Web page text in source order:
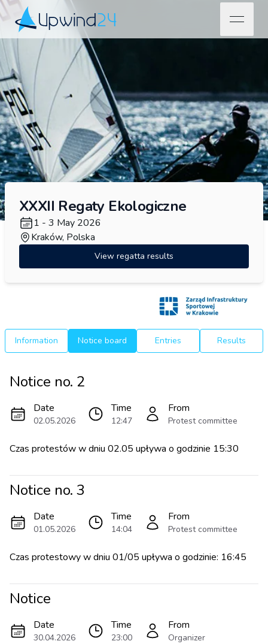
Upwind24
open
XXXII Regaty Ekologiczne
1 - 3 May 2026
Kraków, Polska
View regatta results
Information Notice board Entries Results
Notice no. 2
Date
02.05.2026
Time
12:47
From
Protest committee
Czas protestów w dniu 02.05 upływa o godzinie 15:30
Notice no. 3
Date
01.05.2026
Time
14:04
From
Protest committee
Czas protestowy w dniu 01/05 upływa o godzinie: 16:45
Notice
Date
30.04.2026
Time
23:00
From
Organizer